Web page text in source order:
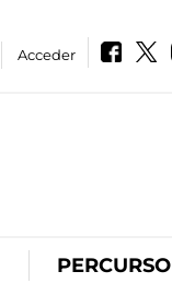
Acceder
PERCURSO